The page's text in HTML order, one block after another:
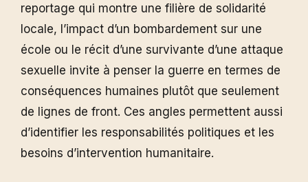
reportage qui montre une filière de solidarité
locale, l’impact d’un bombardement sur une
école ou le récit d’une survivante d’une attaque
sexuelle invite à penser la guerre en termes de
conséquences humaines plutôt que seulement
de lignes de front. Ces angles permettent aussi
d’identifier les responsabilités politiques et les
besoins d’intervention humanitaire.